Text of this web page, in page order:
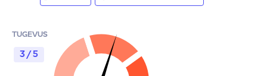
TUGEVUS
3 / 5